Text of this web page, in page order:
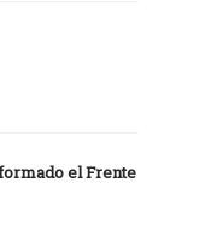
el Frente